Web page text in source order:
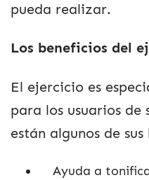
pueda realizar.
Los beneficios del
El ejercicio es
para los usuarios de
están algunos de
Ayuda a